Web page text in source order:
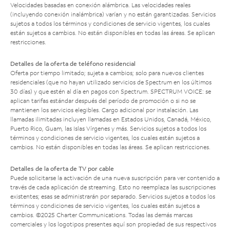
Velocidades basadas en conexión alámbrica. Las velocidades reales
(incluyendo conexión inalámbrica) varían y no están garantizadas. Servicios
sujetos a todos los términos y condiciones de servicio vigentes, los cuales
están sujetos a cambios. No están disponibles en todas las áreas. Se aplican
restricciones.
Detalles de la oferta de teléfono residencial
Oferta por tiempo limitado; sujeta a cambios; solo para nuevos clientes
residenciales (que no hayan utilizado servicios de Spectrum en los últimos
30 días) y que estén al día en pagos con Spectrum. SPECTRUM VOICE: se
aplican tarifas estándar después del período de promoción o si no se
mantienen los servicios elegibles. Cargo adicional por instalación. Las
llamadas ilimitadas incluyen llamadas en Estados Unidos, Canadá, México,
Puerto Rico, Guam, las Islas Vírgenes y más. Servicios sujetos a todos los
términos y condiciones de servicio vigentes, los cuales están sujetos a
cambios. No están disponibles en todas las áreas. Se aplican restricciones.
Detalles de la oferta de TV por cable
Puede solicitarse la activación de una nueva suscripción para ver contenido a
través de cada aplicación de streaming. Esto no reemplaza las suscripciones
existentes; esas se administrarán por separado. Servicios sujetos a todos los
términos y condiciones de servicio vigentes, los cuales están sujetos a
cambios. ©2025 Charter Communications. Todas las demás marcas
comerciales y los logotipos presentes aquí son propiedad de sus respectivos